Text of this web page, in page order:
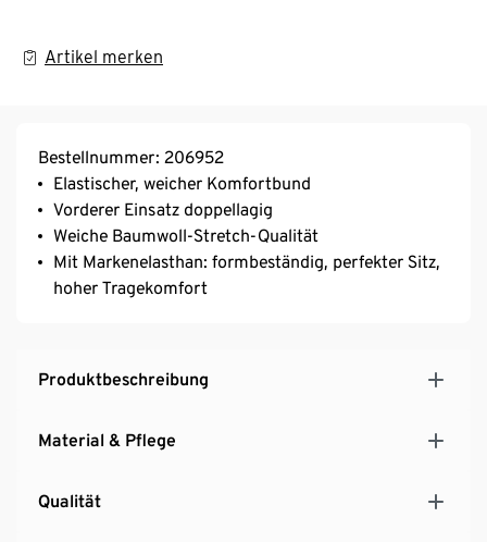
Artikel merken
Bestellnummer: 206952
Elastischer, weicher Komfortbund
Vorderer Einsatz doppellagig
Weiche Baumwoll-Stretch-Qualität
Mit Markenelasthan: formbeständig, perfekter Sitz,
hoher Tragekomfort
Produktbeschreibung
Material & Pflege
Qualität